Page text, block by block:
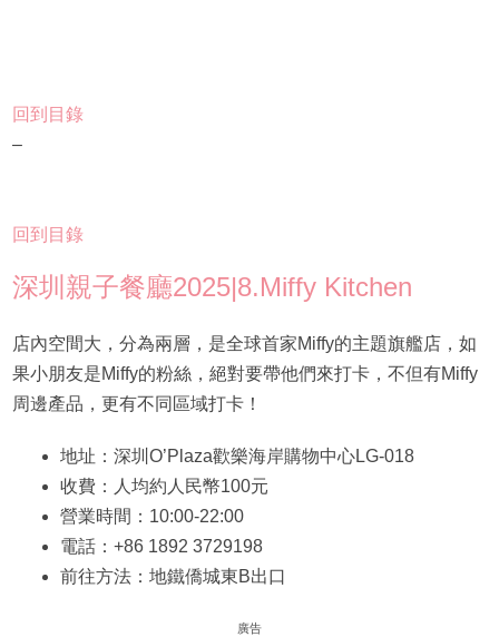
回到目錄
–
回到目錄
深圳親子餐廳2025|8.Miffy Kitchen
店內空間大，分為兩層，是全球首家Miffy的主題旗艦店，如
果小朋友是Miffy的粉絲，絕對要帶他們來打卡，不但有Miffy
周邊產品，更有不同區域打卡！
地址：深圳O’Plaza歡樂海岸購物中心LG-018
收費：人均約人民幣100元
營業時間：10:00-22:00
電話：+86 1892 3729198
前往方法：地鐵僑城東B出口
廣告